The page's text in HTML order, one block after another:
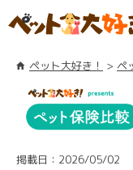
ペット大好き！ ペ
掲載日：2026/05/02